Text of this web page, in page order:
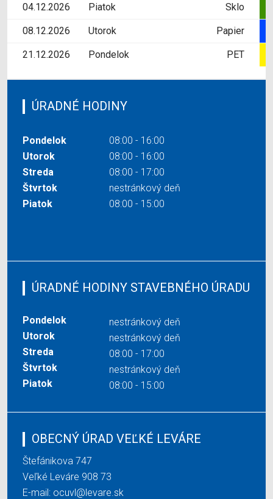
Sklo
04.12.2026 Piatok
Papier
08.12.2026 Utorok
PET
21.12.2026 Pondelok
ÚRADNÉ HODINY
Pondelok
08:00 - 16:00
Utorok
08:00 - 16:00
Streda
08:00 - 17:00
Štvrtok
nestránkový deň
Piatok
08:00 - 15:00
ÚRADNÉ HODINY STAVEBNÉHO ÚRADU
Pondelok
nestránkový deň
Utorok
nestránkový deň
Streda
08:00 - 17:00
Štvrtok
nestránkový deň
Piatok
08:00 - 15:00
OBECNÝ ÚRAD VEĽKÉ LEVÁRE
Štefánikova 747
Veľké Leváre 908 73
E-mail: ocuvl@levare.sk